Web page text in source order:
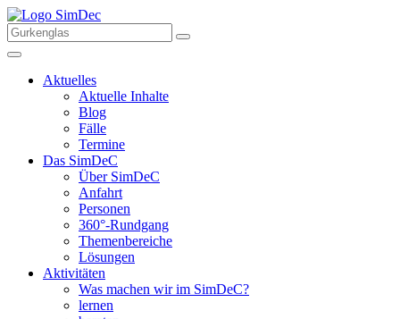
Aktuelles
Aktuelle Inhalte
Blog
Fälle
Termine
Das SimDeC
Über SimDeC
Anfahrt
Personen
360°-Rundgang
Themenbereiche
Lösungen
Aktivitäten
Was machen wir im SimDeC?
lernen